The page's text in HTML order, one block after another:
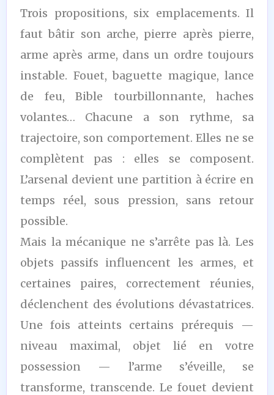
Trois propositions, six emplacements. Il
faut bâtir son arche, pierre après pierre,
arme après arme, dans un ordre toujours
instable. Fouet, baguette magique, lance
de feu, Bible tourbillonnante, haches
volantes… Chacune a son rythme, sa
trajectoire, son comportement. Elles ne se
complètent pas : elles se composent.
L’arsenal devient une partition à écrire en
temps réel, sous pression, sans retour
possible.
Mais la mécanique ne s’arrête pas là. Les
objets passifs influencent les armes, et
certaines paires, correctement réunies,
déclenchent des évolutions dévastatrices.
Une fois atteints certains prérequis —
niveau maximal, objet lié en votre
possession — l’arme s’éveille, se
transforme, transcende. Le fouet devient